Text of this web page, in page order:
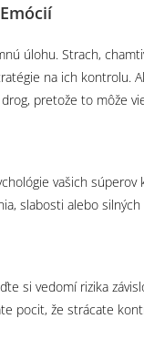
úlohu. Strach,
na ich kontrolu.
pretože to môže
vašich
slabosti alebo
si vedomí rizika
pocit, že strácate